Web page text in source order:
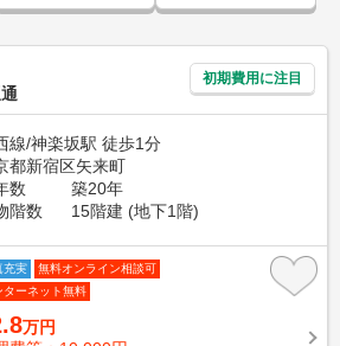
初期費用に注目
線/神楽坂駅 徒歩1分
都新宿区矢来町
数
築20年
階数
15階建 (地下1階)
充実
無料オンライン相談可
ターネット無料
万円